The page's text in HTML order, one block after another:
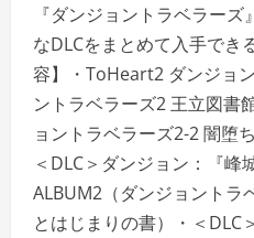
『ダンジョントラベラー
なDLCをまとめて入手でき
容】・ToHeart2 ダンジョ
ントラベラーズ2 王立図書
ョントラベラーズ2-2 闇堕
＜DLC＞ダンジョン：『峰
ALBUM2（ダンジョントラ
とはじまりの書）・＜DLC